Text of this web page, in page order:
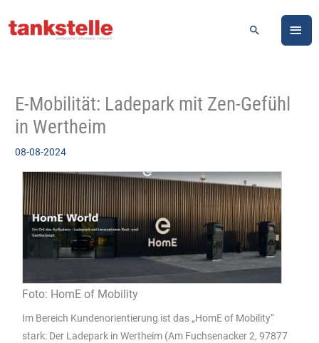
Inhalt
Suchen
E-Mobilität: Ladepark mit Zen-Gefühl
in Wertheim
08-08-2024
Foto: HomE of Mobility
Im Bereich Kundenorientierung ist das „HomE of Mobility“
stark: Der Ladepark in Wertheim (Am Fuchsenacker 2, 97877